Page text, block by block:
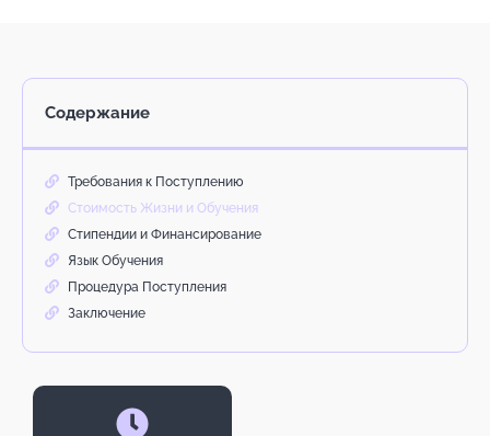
Содержание
Требования к Поступлению
Стоимость Жизни и Обучения
Стипендии и Финансирование
Язык Обучения
Процедура Поступления
Заключение